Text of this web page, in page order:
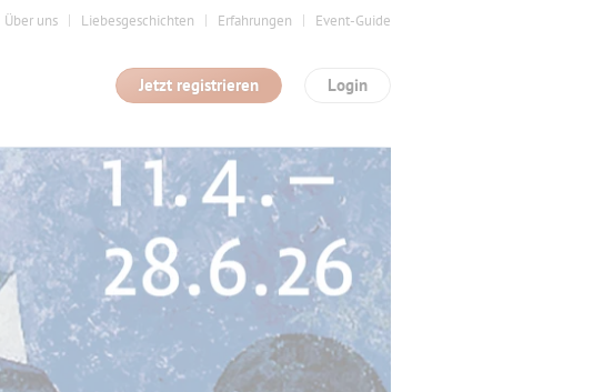
Über uns Liebesgeschichten Erfahrungen Event-Guide
Login
Jetzt registrieren